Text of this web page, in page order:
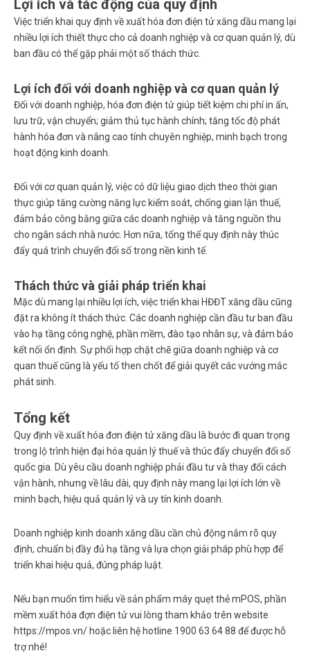
Lợi ích và tác động của quy định
Việc triển khai quy định về xuất hóa đơn điện tử xăng dầu mang lại
nhiều lợi ích thiết thực cho cả doanh nghiệp và cơ quan quản lý, dù
ban đầu có thể gặp phải một số thách thức.
Lợi ích đối với doanh nghiệp và cơ quan quản lý
Đối với doanh nghiệp, hóa đơn điện tử giúp tiết kiệm chi phí in ấn,
lưu trữ, vận chuyển; giảm thủ tục hành chính; tăng tốc độ phát
hành hóa đơn và nâng cao tính chuyên nghiệp, minh bạch trong
hoạt động kinh doanh.
Đối với cơ quan quản lý, việc có dữ liệu giao dịch theo thời gian
thực giúp tăng cường năng lực kiểm soát, chống gian lận thuế,
đảm bảo công bằng giữa các doanh nghiệp và tăng nguồn thu
cho ngân sách nhà nước. Hơn nữa, tổng thể quy định này thúc
đẩy quá trình chuyển đổi số trong nền kinh tế.
Thách thức và giải pháp triển khai
Mặc dù mang lại nhiều lợi ích, việc triển khai HĐĐT xăng dầu cũng
đặt ra không ít thách thức. Các doanh nghiệp cần đầu tư ban đầu
vào hạ tầng công nghệ, phần mềm, đào tạo nhân sự, và đảm bảo
kết nối ổn định. Sự phối hợp chặt chẽ giữa doanh nghiệp và cơ
quan thuế cũng là yếu tố then chốt để giải quyết các vướng mắc
phát sinh.
Tổng kết
Quy định về xuất hóa đơn điện tử xăng dầu là bước đi quan trọng
trong lộ trình hiện đại hóa quản lý thuế và thúc đẩy chuyển đổi số
quốc gia. Dù yêu cầu doanh nghiệp phải đầu tư và thay đổi cách
vận hành, nhưng về lâu dài, quy định này mang lại lợi ích lớn về
minh bạch, hiệu quả quản lý và uy tín kinh doanh.
Doanh nghiệp kinh doanh xăng dầu cần chủ động nắm rõ quy
định, chuẩn bị đầy đủ hạ tầng và lựa chọn giải pháp phù hợp để
triển khai hiệu quả, đúng pháp luật.
Nếu bạn muốn tìm hiểu về sản phẩm máy quẹt thẻ mPOS, phần
mềm xuất hóa đợn điện tử vui lòng tham khảo trên website
https://mpos.vn/ hoặc liên hệ hotline 1900 63 64 88 để được hỗ
trợ nhé!